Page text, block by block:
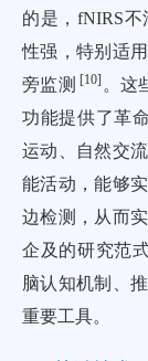
的是，fNIRS
性强，特别适
旁监测 [10] 。这
功能提供了革
运动、自然交
能活动，能够
边检测，从而
企及的研究范
脑认知机制、
重要工具。